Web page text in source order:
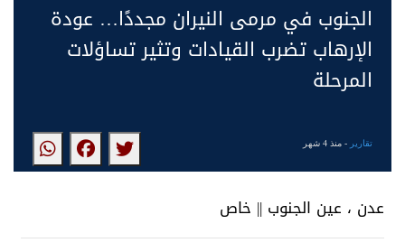
الجنوب في مرمى النيران مجددًا… عودة
الإرهاب تضرب القيادات وتثير تساؤلات
المرحلة
تقارير - منذ 4 شهر
عدن ، عين الجنوب || خاص